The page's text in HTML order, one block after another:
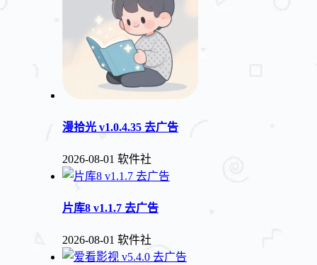
漫拾光 v1.0.4.35 去广告
2026-08-01 软件社
片库8 v1.1.7 去广告
2026-08-01 软件社